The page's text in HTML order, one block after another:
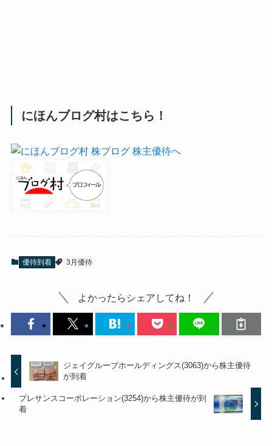
にほんブログ村はこちら！
優待到着 3月優待
よかったらシェアしてね！
ジェイグループホールディングス(3063)から株主優待
が到着
プレサンスコーポレーション(3254)から株主優待が到
着